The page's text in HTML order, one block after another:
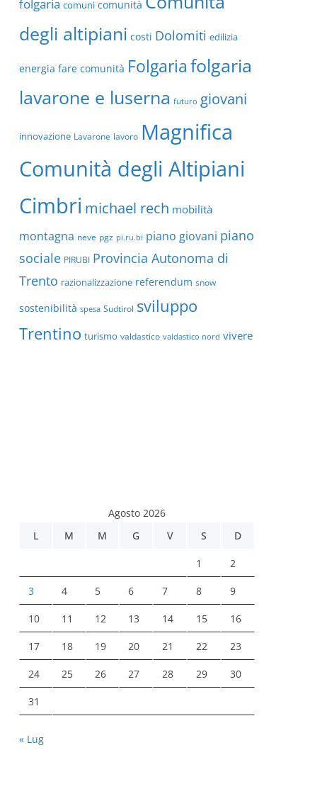
folgaria comuni comunità
degli altipiani costi Dolomiti edilizia
energia fare comunità Folgariafolgaria
lavarone e luserna futuro giovani
innovazione Lavarone lavoro Magnifica
Comunità degli Altipiani
Cimbri michael rech mobilità
montagna neve pgz pi.ru.bi piano giovani piano
sociale PIRUBI Provincia Autonoma di
Trento razionalizzazione referendum snow
sostenibilità spesa Sudtirol sviluppo
Trentino turismo valdastico valdastico nord vivere
Agosto 2026
L
M M G V S D
1 2
3 4 5 6 7 8 9
10 11 12 13 14 15 16
17 18 19 20 21 22 23
24 25 26 27 28 29 30
31
« Lug